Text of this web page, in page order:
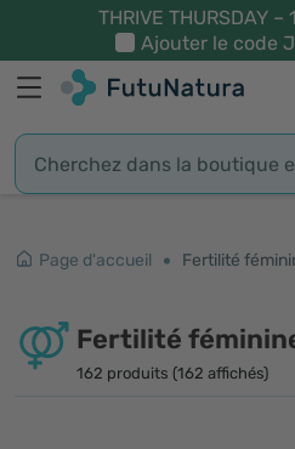
THRIVE THURSDAY
Ajouter le code
Page d'accueil Fertilité
Fertilité
162 produits (162 affichés)